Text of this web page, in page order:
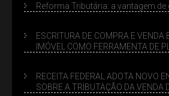
Reforma Tributária: a vantagem de
ESCRITURA DE COMPRA E VENDA
IMÓVEL COMO FERRAMENTA DE
RECEITA FEDERAL ADOTA NOVO
SOBRE A TRIBUTAÇÃO DA VENDA